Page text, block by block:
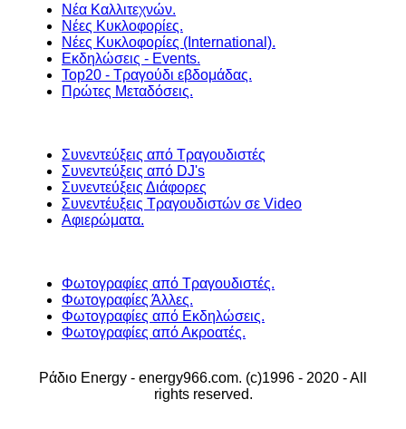
Νέα Καλλιτεχνών.
Νέες Κυκλοφορίες.
Νέες Κυκλοφορίες (International).
Εκδηλώσεις - Events.
Top20 - Τραγούδι εβδομάδας.
Πρώτες Μεταδόσεις.
Συνεντεύξεις από Τραγουδιστές
Συνεντεύξεις από DJ's
Συνεντεύξεις Διάφορες
Συνεντέυξεις Τραγουδιστών σε Video
Αφιερώματα.
Φωτογραφίες από Τραγουδιστές.
Φωτογραφίες Άλλες.
Φωτογραφίες από Εκδηλώσεις.
Φωτογραφίες από Ακροατές.
Ράδιο Energy - energy966.com. (c)1996 - 2020 - All
rights reserved.